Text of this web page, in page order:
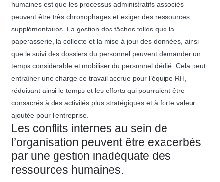
humaines est que les processus administratifs associés
peuvent être très chronophages et exiger des ressources
supplémentaires. La gestion des tâches telles que la
paperasserie, la collecte et la mise à jour des données, ainsi
que le suivi des dossiers du personnel peuvent demander un
temps considérable et mobiliser du personnel dédié. Cela peut
entraîner une charge de travail accrue pour l’équipe RH,
réduisant ainsi le temps et les efforts qui pourraient être
consacrés à des activités plus stratégiques et à forte valeur
ajoutée pour l’entreprise.
Les conflits internes au sein de
l’organisation peuvent être exacerbés
par une gestion inadéquate des
ressources humaines.